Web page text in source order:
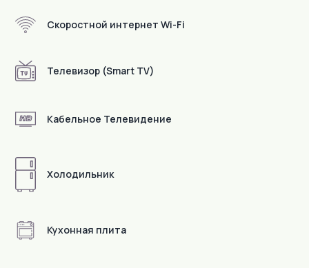
Скоростной интернет Wi-Fi
Телевизор (Smart TV)
Кабельное Телевидение
Холодильник
Кухонная плита